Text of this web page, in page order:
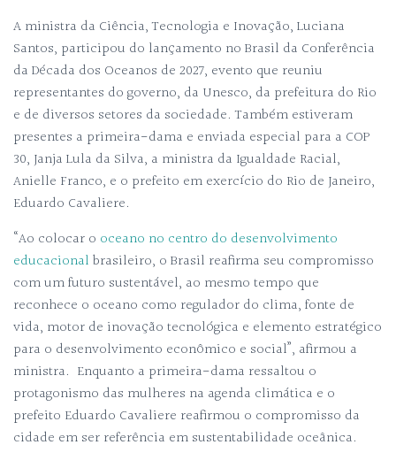
A ministra da Ciência, Tecnologia e Inovação, Luciana
Santos, participou do lançamento no Brasil da Conferência
da Década dos Oceanos de 2027, evento que reuniu
representantes do governo, da Unesco, da prefeitura do Rio
e de diversos setores da sociedade. Também estiveram
presentes a primeira-dama e enviada especial para a COP
30, Janja Lula da Silva, a ministra da Igualdade Racial,
Anielle Franco, e o prefeito em exercício do Rio de Janeiro,
Eduardo Cavaliere.
“Ao colocar o oceano no centro do desenvolvimento
educacional brasileiro, o Brasil reafirma seu compromisso
com um futuro sustentável, ao mesmo tempo que
reconhece o oceano como regulador do clima, fonte de
vida, motor de inovação tecnológica e elemento estratégico
para o desenvolvimento econômico e social”, afirmou a
ministra. Enquanto a primeira-dama ressaltou o
protagonismo das mulheres na agenda climática e o
prefeito Eduardo Cavaliere reafirmou o compromisso da
cidade em ser referência em sustentabilidade oceânica.